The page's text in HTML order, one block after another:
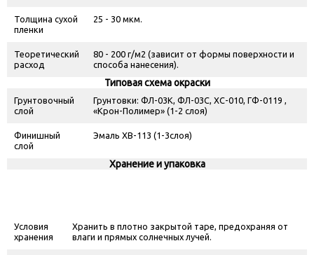
Толщина сухой
пленки
25 - 30 мкм.
Теоретический
расход
80 - 200 г/м2 (зависит от формы поверхности и
способа нанесения).
Типовая схема окраски
Грунтовочный
слой
Грунтовки: ФЛ-03К, ФЛ-03С, ХС-010, ГФ-0119 ,
«Крон-Полимер» (1-2 слоя)
Финишный
слой
Эмаль ХВ-113 (1-3слоя)
Хранение и упаковка
Условия
хранения
Хранить в плотно закрытой таре, предохраняя от
влаги и прямых солнечных лучей.